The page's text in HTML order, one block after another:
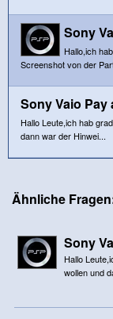
Sony
Hallo,ich
Screenshot von der
Sony Vaio Pay
Hallo Leute,ich hab
dann war der Hinwei...
Ähnliche
Sony
Hallo
wollen und